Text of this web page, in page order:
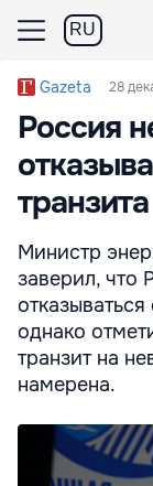
RU
Gazeta 28
Россия
транзита
Министр
заверил, что
отказываться
однако
транзит на
намерена.